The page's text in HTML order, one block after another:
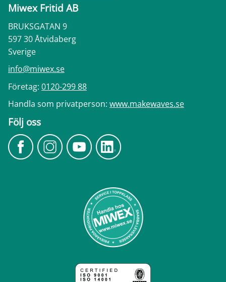
Miwex Fritid AB
BRUKSGATAN 9
597 30 Åtvidaberg
Sverige
info@miwex.se
Företag: 0120-299 88
Handla som privatperson: www.makewaves.se
Följ oss